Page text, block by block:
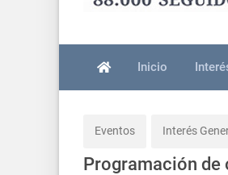
Inicio
Eventos Interés
Programación de